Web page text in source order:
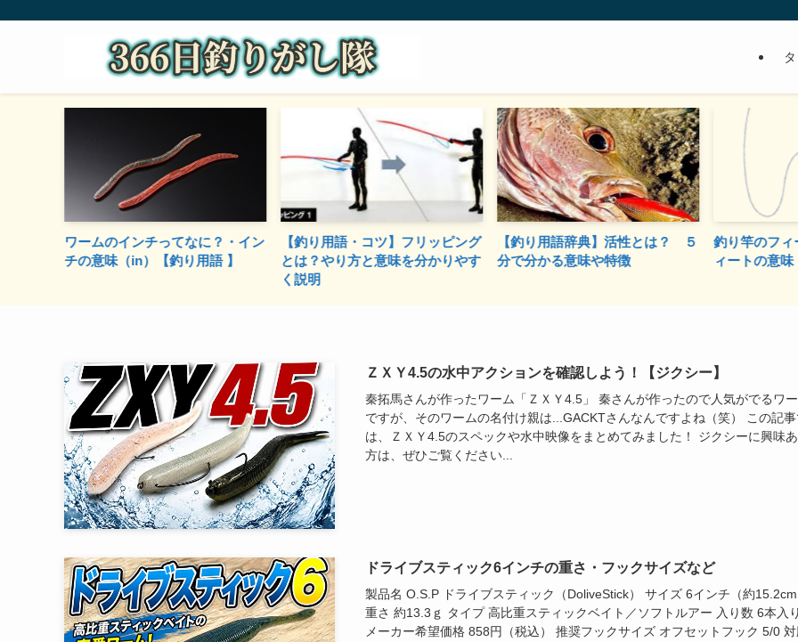
ワームのインチってなに？・イン
チの意味（in）【釣り用語 】
【釣り用語・コツ】フリッピング
とは？やり方と意味を分かりやす
く説明
【釣り用語辞典】活性とは？ ５
分で分かる意味や特徴
釣り竿のフィ
ィートの意味
ＺＸＹ4.5の水中アクションを確認しよう！【ジクシー】
秦拓馬さんが作ったワーム「ＺＸＹ4.5」 秦さんが作ったので人気がでるワ
ですが、そのワームの名付け親は...GACKTさんなんですよね（笑） この記
は、ＺＸＹ4.5のスペックや水中映像をまとめてみました！ ジクシーに興味
方は、ぜひご覧ください...
ドライブスティック6インチの重さ・フックサイズなど
製品名 O.S.P ドライブスティック（DoliveStick） サイズ 6インチ（約15.2cm
重さ 約13.3ｇ タイプ 高比重スティックベイト／ソフトルアー 入り数 6本入り
メーカー希望価格 858円（税込） 推奨フックサイズ オフセットフック 5/0